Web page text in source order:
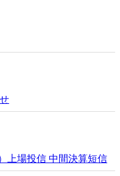
上場投信 中間決算短信